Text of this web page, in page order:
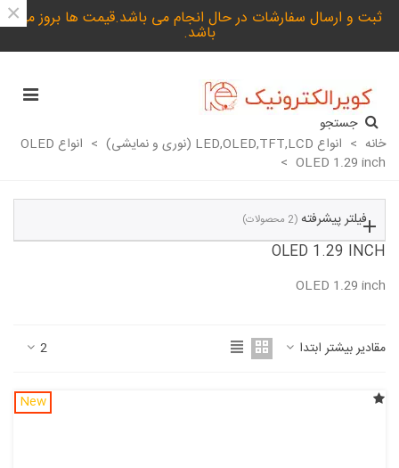
ثبت و ارسال سفارشات در حال انجام می باشد.قیمت ها بروز می
باشد.
×
جستجو
خانه > انواع LED,OLED,TFT,LCD (نوری و نمایشی) > انواع OLED
> OLED 1.29 inch
فیلتر پیشرفته (2 محصولات)
OLED 1.29 INCH
OLED 1.29 inch
مقادیر بیشتر ابتدا 2
New